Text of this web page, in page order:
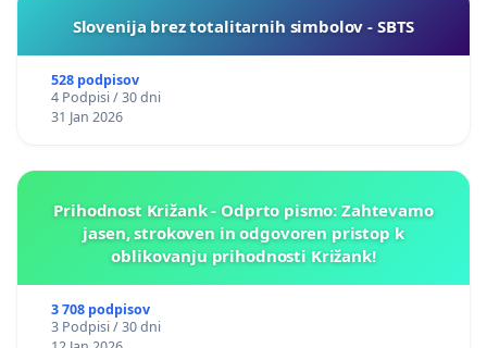
Slovenija brez totalitarnih simbolov - SBTS
528 podpisov
4 Podpisi / 30 dni
31 Jan 2026
Prihodnost Križank - Odprto pismo: Zahtevamo
jasen, strokoven in odgovoren pristop k
oblikovanju prihodnosti Križank!
3 708 podpisov
3 Podpisi / 30 dni